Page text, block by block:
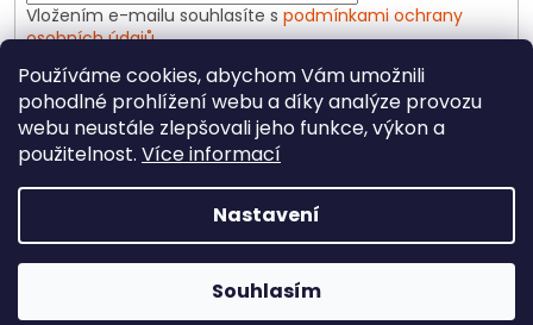
Používáme cookies, abychom Vám umožnili
pohodlné prohlížení webu a díky analýze provozu
webu neustále zlepšovali jeho funkce, výkon a
použitelnost. Více informací
Nastavení
Souhlasím
Vložením e-mailu souhlasíte s podmínkami ochrany
osobních údajů
PŘIHLÁSIT SE
Copyright 2026CeliakShop.cz. Všechna práva
vyhrazena.